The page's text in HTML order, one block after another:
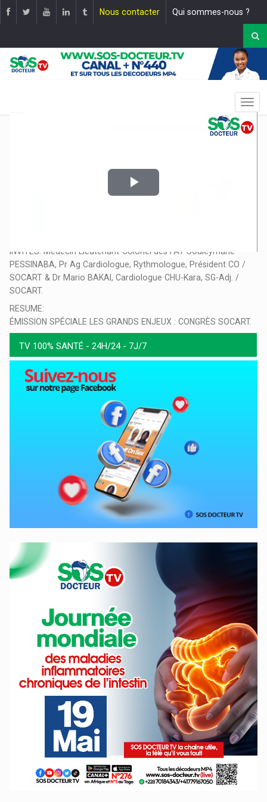
Nous contacter Qui sommes-nous ?
Play
INVITES: Médecin Lieutenant-Colonel des FAT Souleymane
PESSINABA, Pr Ag Cardiologue, Rythmologue, Président CO /
SOCART & Dr Mario BAKAI, Cardiologue CHU-Kara, SG-Adj. /
SOCART.
RESUME:
ÉMISSION SPÉCIALE LES GRANDS ENJEUX : CONGRÈS SOCART.
TV 100% SANTÉ - 24H/24 - 7J/7